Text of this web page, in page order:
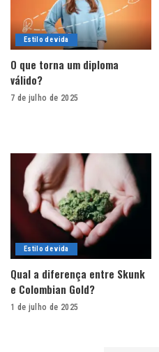
Estilo de vida
O que torna um diploma
válido?
7 de julho de 2025
Estilo de vida
Qual a diferença entre Skunk
e Colombian Gold?
1 de julho de 2025